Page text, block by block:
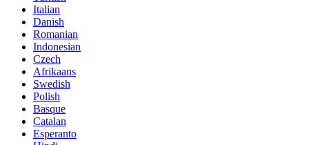
Italian
Danish
Romanian
Indonesian
Czech
Afrikaans
Swedish
Polish
Basque
Catalan
Esperanto